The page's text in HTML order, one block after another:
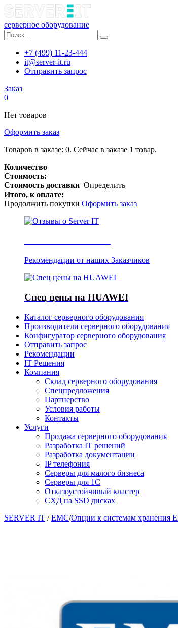
серверное оборудование
+7 (499) 11-23-444
it@server-it.ru
Отправить запрос
Заказ
0
Нет товаров
Оформить заказ
Товаров в заказе: 0. Сейчас в заказе 1 товар.
Количество
Стоимость:
Стоимость доставки Определить
Итого, к оплате:
Продолжить покупки Оформить заказ
Рекомендации от наших Заказчиков
Спец цены на HUAWEI
Каталог серверного оборудования
Производители серверного оборудования
Конфигуратор серверного оборудования
Отправить запрос
Рекомендации
IT Решения
Компания
Склад серверного оборудования
Спецпредложения
Партнерство
Условия работы
Контакты
Услуги
Продажа серверного оборудования
Разработка IT решений
Разработка документации
IP телефония
Серверы для малого бизнеса
Серверы для 1С
Отказоустойчивый кластер
СХД на SSD дисках
SERVER IT / EMC/Опции к системам хранения